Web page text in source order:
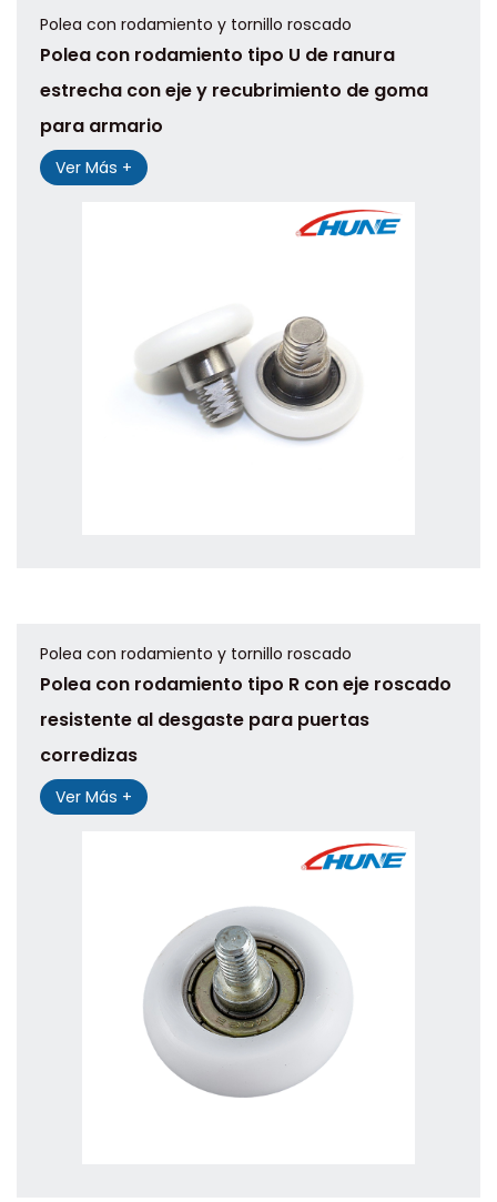
Polea con rodamiento y tornillo roscado
Polea con rodamiento tipo U de ranura
estrecha con eje y recubrimiento de goma
para armario
Ver Más +
Polea con rodamiento y tornillo roscado
Polea con rodamiento tipo R con eje roscado
resistente al desgaste para puertas
corredizas
Ver Más +